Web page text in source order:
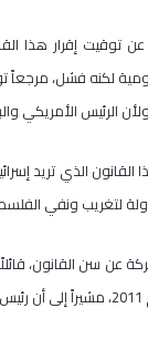
لكنه فشل، مرجعاً
الرئيس الأمريكي
القانون الذي تريد
لتغريب ونفي